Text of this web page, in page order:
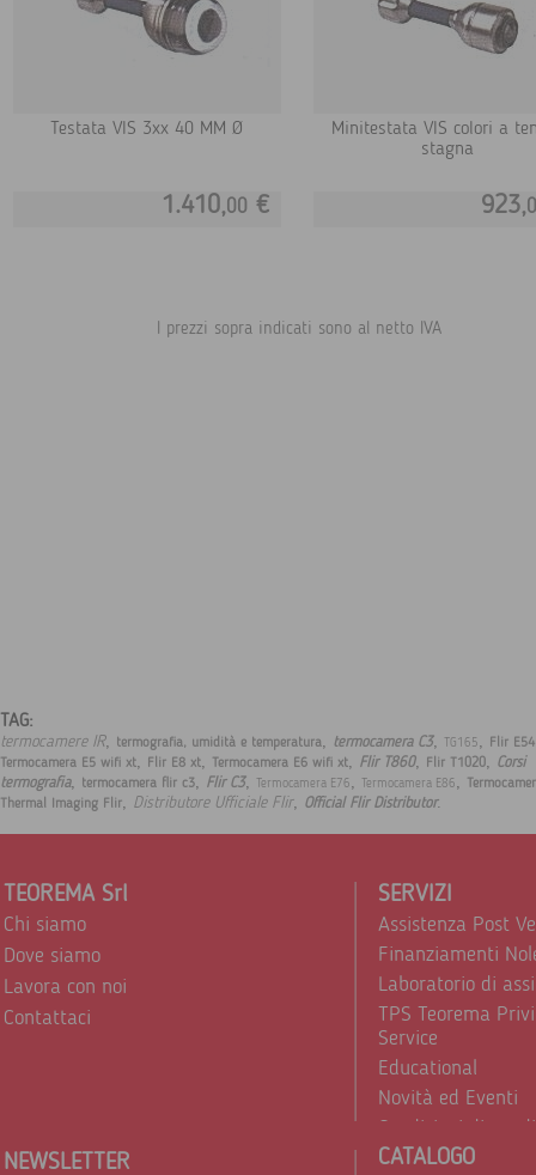
Testata VIS 3xx 40 MM Ø
1.410,00 €
Minitestata VIS colori a
stagna
923,
I prezzi sopra indicati sono al netto IVA
TAG:
termocamere IR, termografia, umidità e temperatura, termocamera C3, TG165, Flir E54
Termocamera E5 wifi xt, Flir E8 xt, Termocamera E6 wifi xt, Flir T860, Flir T1020, Corsi
termografia, termocamera flir c3, Flir C3, Termocamera E76, Termocamera E86,
Thermal Imaging Flir, Distributore Ufficiale Flir, Official Flir Distributor.
TEOREMA Srl
Chi siamo
Dove siamo
Lavora con noi
Contattaci
SERVIZI
Assistenza Post
Finanziamenti
Laboratorio di
TPS Teorema
Service
Educational
Novità ed Eventi
Condizioni di
Trattamento dei
NEWSLETTER CATALOGO